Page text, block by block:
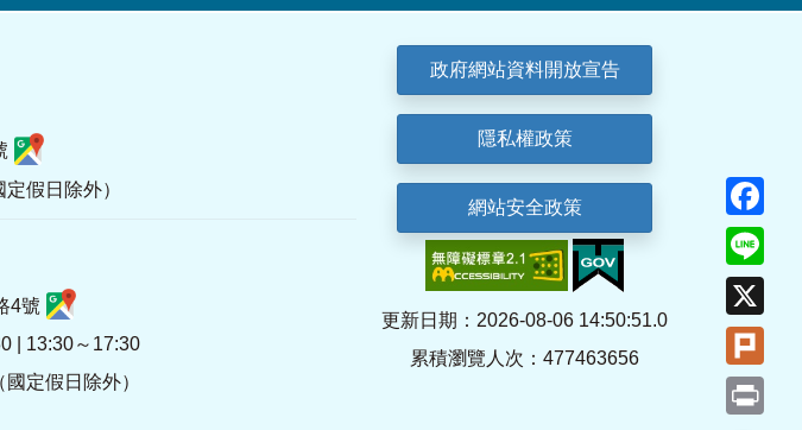
假日除外）
4號
| 13:30～17:30
定假日除外）
政府網站資料開放宣告
隱私權政策
網站安全政策
更新日期：2026-08-06 14:50:51.0
累積瀏覽人次：477463656